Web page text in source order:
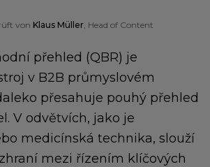
von Klaus Müller, Head of Content
přehled (QBR) je
v B2B průmyslovém
přesahuje pouhý přehled
V odvětvích, jako je
medicínská technika, slouží
mezi řízením klíčových